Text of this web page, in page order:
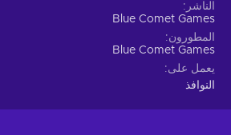
الناشر
Blue Comet Games
المطورون
Blue Comet Games
يعمل على
النوافذ